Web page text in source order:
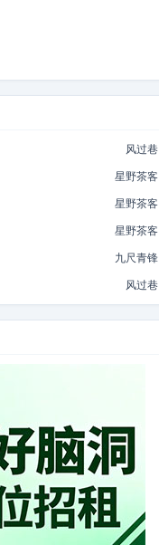
风过巷
星野茶客
星野茶客
星野茶客
九尺青锋
风过巷